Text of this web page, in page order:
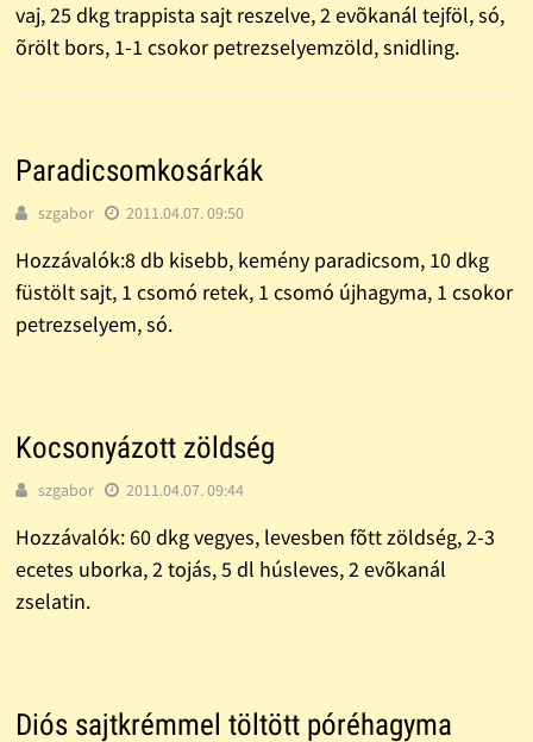
vaj, 25 dkg trappista sajt reszelve, 2 evõkanál tejföl, só,
õrölt bors, 1-1 csokor petrezselyemzöld, snidling.
Paradicsomkosárkák
szgabor 2011.04.07. 09:50
Hozzávalók:8 db kisebb, kemény paradicsom, 10 dkg
füstölt sajt, 1 csomó retek, 1 csomó újhagyma, 1 csokor
petrezselyem, só.
Kocsonyázott zöldség
szgabor 2011.04.07. 09:44
Hozzávalók: 60 dkg vegyes, levesben fõtt zöldség, 2-3
ecetes uborka, 2 tojás, 5 dl húsleves, 2 evõka­nál
zselatin.
Diós sajtkrémmel töltött póréhagyma